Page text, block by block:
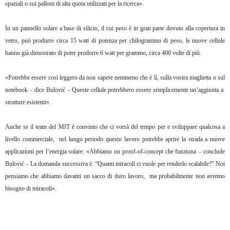
spaziali o sui palloni di alta quota utilizzati per la ricerca».
In un pannello solare a base di silicio, il cui peso è in gran parte dovuto alla copertura in
vetro, può produrre circa 15 watt di potenza per chilogrammo di peso, le nuove cellule
hanno già dimostrato di poter produrre 6 watt per grammo, circa 400 volte di più.
«Potrebbe essere così leggero da non sapere nemmeno che è lì, sulla vostra maglietta o sul
notebook – dice Bulović – Queste cellule potrebbero essere semplicemente un’aggiunta a
strutture esistenti».
Anche se il team del MIT è convinto che ci vorrà del tempo per e sviluppare qualcosa a
livello commerciale, nel lungo periodo questo lavoro potrebbe aprire la strada a nuove
applicazioni per l’energia solare. «Abbiamo un proof-of-concept che funziona – conclude
Bulović – La domanda successiva è: “Quanti miracoli ci vuole per renderlo scalabile?” Noi
pensiamo che abbiamo davanti un sacco di duro lavoro, ma probabilmente non avremo
bisogno di miracoli».